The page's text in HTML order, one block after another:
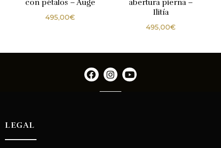
con pétalos – Auge
495,00€
abertura pierna –
Ilitía
495,00€
LEGAL